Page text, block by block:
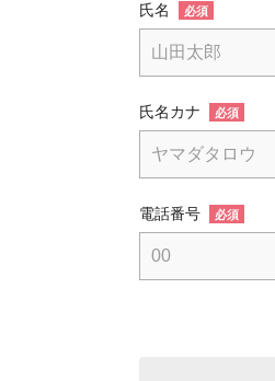
氏名 必須
氏名カナ 必須
電話番号 必須